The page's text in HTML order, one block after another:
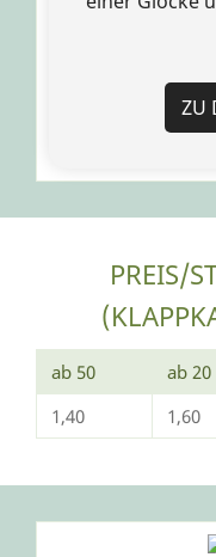
ZU
PREIS/
ab 50 ab 20
1,40
1,60